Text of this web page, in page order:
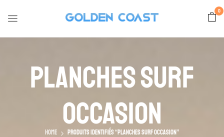
0
Planches Surf
Occasion
Home Produits identifiés “Planches surf occasion”